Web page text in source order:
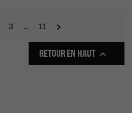
3 … 11
RETOUR EN HAUT 